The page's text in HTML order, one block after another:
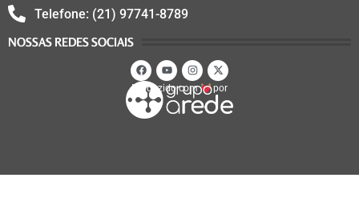
Telefone: (21) 97741-8789
NOSSAS REDES SOCIAIS
Produzido com por